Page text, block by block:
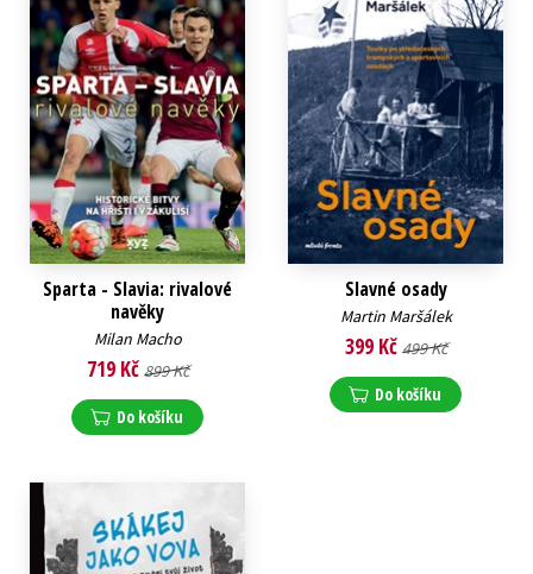
Sparta - Slavia: rivalové
navěky
Milan Macho
719 Kč 899 Kč
Do košíku
Slavné osady
Martin Maršálek
399 Kč 499 Kč
Do košíku